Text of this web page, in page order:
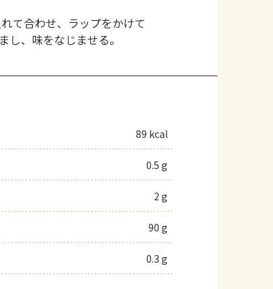
て合わせ、ラップをかけて
、味をなじませる。
89 kcal
0.5 g
2 g
90 g
0.3 g